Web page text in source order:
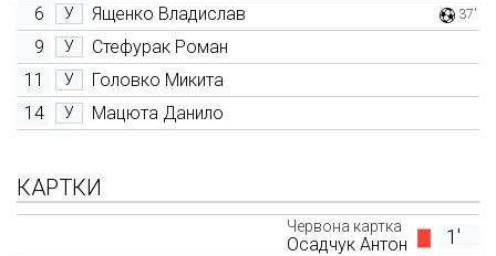
6 У Ященко Владислав 37'
9 У
Стефурак Роман
11
У
Головко Микита
14
У Мацюта Данило
КАРТКИ
1'
Червона картка
Осадчук Антон